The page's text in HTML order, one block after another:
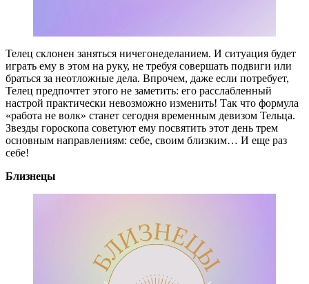
Телец склонен заняться ничегонеделанием. И ситуация будет
играть ему в этом на руку, не требуя совершать подвиги или
браться за неотложные дела. Впрочем, даже если потребует,
Телец предпочтет этого не заметить: его расслабленный
настрой практически невозможно изменить! Так что формула
«работа не волк» станет сегодня временным девизом Тельца.
Звезды гороскопа советуют ему посвятить этот день трем
основным направлениям: себе, своим близким… И еще раз
себе!
Близнецы